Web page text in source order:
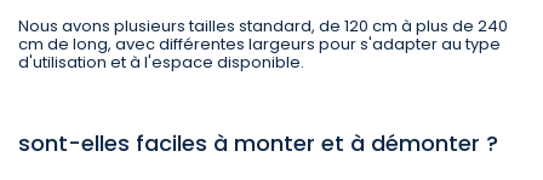
Nous avons plusieurs tailles standard, de 120 cm à plus de 240
cm de long, avec différentes largeurs pour s'adapter au type
d'utilisation et à l'espace disponible.
sont-elles faciles à monter et à démonter ?